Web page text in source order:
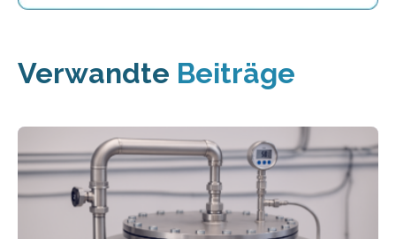
Verwandte Beiträge